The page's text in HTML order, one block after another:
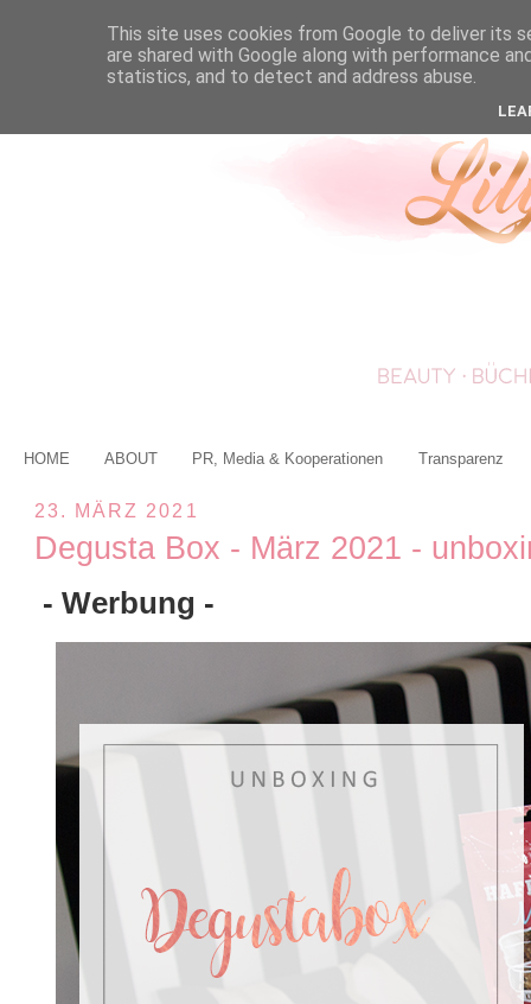
HOME ABOUT PR, Media & Kooperationen Transparenz
23. MÄRZ 2021
Degusta Box - März 2021 -
- Werbung -
This site uses cookies from Google to deliver its
are shared with Google along with performance
statistics, and to detect and address abuse.